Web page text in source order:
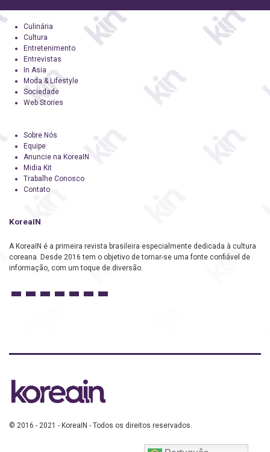
Culinária
Cultura
Entretenimento
Entrevistas
In Asia
Moda & Lifestyle
Sociedade
Web Stories
Sobre Nós
Equipe
Anuncie na KoreaIN
Midia Kit
Trabalhe Conosco
Contato
KoreaIN
A KoreaIN é a primeira revista brasileira especialmente dedicada à cultura
coreana. Desde 2016 tem o objetivo de tornar-se uma fonte confiável de
informação, com um toque de diversão.
© 2016 - 2021 - KoreaIN - Todos os direitos reservados.